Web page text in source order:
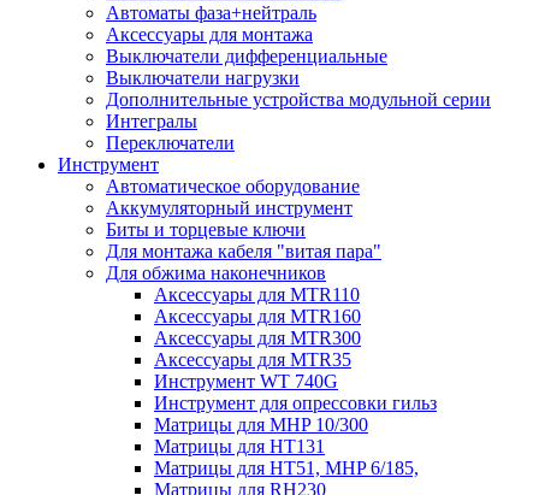
Автоматы фаза+нейтраль
Аксессуары для монтажа
Выключатели дифференциальные
Выключатели нагрузки
Дополнительные устройства модульной серии
Интегралы
Переключатели
Инструмент
Автоматическое оборудование
Аккумуляторный инструмент
Биты и торцевые ключи
Для монтажа кабеля "витая пара"
Для обжима наконечников
Аксессуары для MTR110
Аксессуары для MTR160
Аксессуары для MTR300
Аксессуары для MTR35
Инструмент WT 740G
Инструмент для опрессовки гильз
Матрицы для MHP 10/300
Матрицы для НТ131
Матрицы для НТ51, MHP 6/185,
Матрицы для RH230